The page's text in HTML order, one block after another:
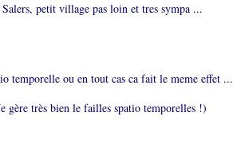
petit village pas loin et tres sympa ...
temporelle ou en tout cas ca fait le meme effet ...
gère très bien le failles spatio temporelles !)